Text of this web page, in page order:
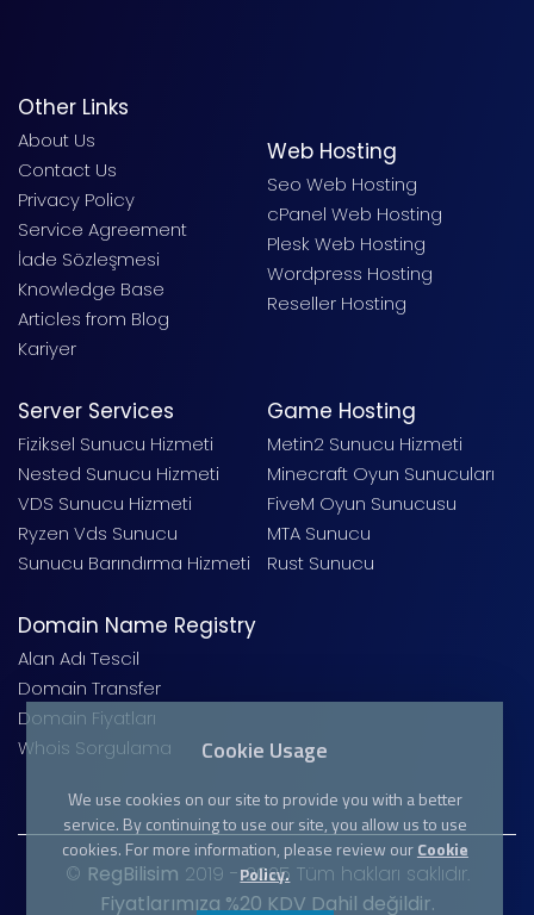
Other Links
About Us
Contact Us
Privacy Policy
Service Agreement
İade Sözleşmesi
Knowledge Base
Articles from Blog
Kariyer
Web Hosting
Seo Web Hosting
cPanel Web Hosting
Plesk Web Hosting
Wordpress Hosting
Reseller Hosting
Server Services
Fiziksel Sunucu Hizmeti
Nested Sunucu Hizmeti
VDS Sunucu Hizmeti
Ryzen Vds Sunucu
Sunucu Barındırma Hizmeti
Game Hosting
Metin2 Sunucu Hizmeti
Minecraft Oyun Sunucuları
FiveM Oyun Sunucusu
MTA Sunucu
Rust Sunucu
Domain Name Registry
Alan Adı Tescil
Domain Transfer
Domain Fiyatları
Whois Sorgulama
© RegBilisim 2019 - 2025 Tüm hakları saklıdır.
Fiyatlarımıza %20 KDV Dahil değildir.
Cookie Usage
We use cookies on our site to provide you with a better
service. By continuing to use our site, you allow us to use
cookies. For more information, please review ourCookie
Policy.